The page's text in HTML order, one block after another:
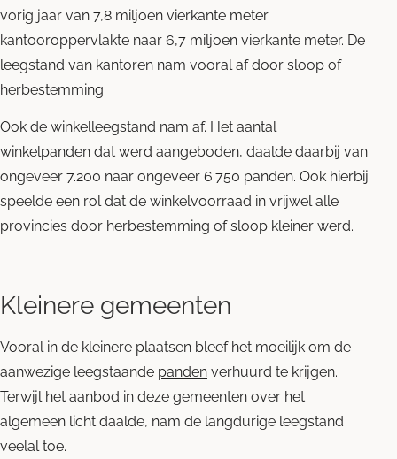
vorig jaar van 7,8 miljoen vierkante meter
kantooroppervlakte naar 6,7 miljoen vierkante meter. De
leegstand van kantoren nam vooral af door sloop of
herbestemming.
Ook de winkelleegstand nam af. Het aantal
winkelpanden dat werd aangeboden, daalde daarbij van
ongeveer 7.200 naar ongeveer 6.750 panden. Ook hierbij
speelde een rol dat de winkelvoorraad in vrijwel alle
provincies door herbestemming of sloop kleiner werd.
Kleinere gemeenten
Vooral in de kleinere plaatsen bleef het moeilijk om de
aanwezige leegstaande panden verhuurd te krijgen.
Terwijl het aanbod in deze gemeenten over het
algemeen licht daalde, nam de langdurige leegstand
veelal toe.